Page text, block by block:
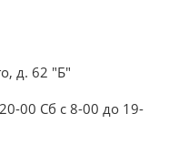
д. 62 "Б"
00 Сб с 8-00 до 19-